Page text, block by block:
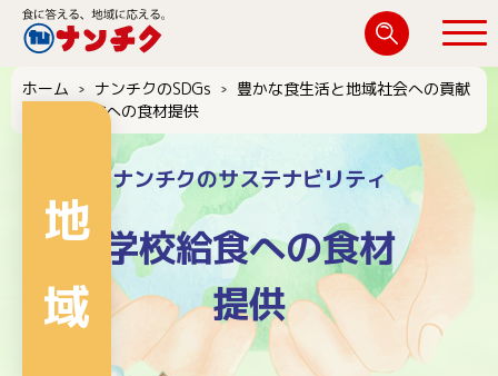
閉じる
ホーム ナンチクのSDGs
豊かな食生活と地域社会への貢献
学校給食への食材提供
ナンチクのサステナビリティ
学校給食への食材
提供
地
域